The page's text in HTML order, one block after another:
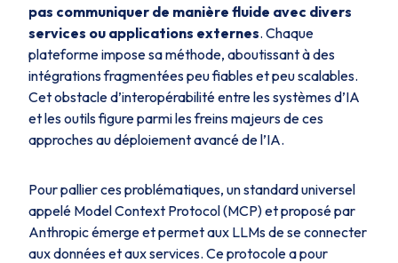
pas communiquer de manière fluide avec divers
services ou applications externes. Chaque
plateforme impose sa méthode, aboutissant à des
intégrations fragmentées peu fiables et peu scalables.
Cet obstacle d’interopérabilité entre les systèmes d’IA
et les outils figure parmi les freins majeurs de ces
approches au déploiement avancé de l’IA.
Pour pallier ces problématiques, un standard universel
appelé Model Context Protocol (MCP) et proposé par
Anthropic émerge et permet aux LLMs de se connecter
aux données et aux services. Ce protocole a pour